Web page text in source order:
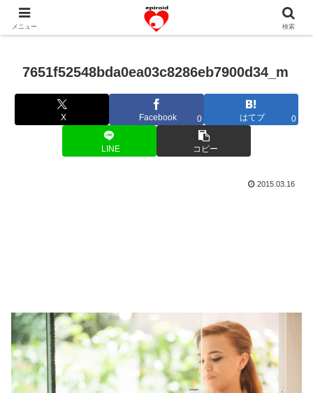
恋愛共感エピソード。あなたのストーリーを変えていく！。
7651f52548bda0ea03c8286eb7900d34_m
X Facebook 0 はてブ 0
LINE コピー
2015.03.16
メニュー 検索